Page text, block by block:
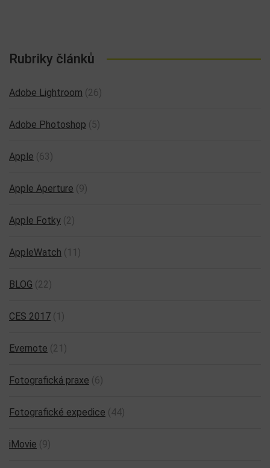
Rubriky článků
Adobe Lightroom (26)
Adobe Photoshop (5)
Apple (63)
Apple Aperture (9)
Apple Fotky (2)
AppleWatch (11)
BLOG (22)
CES 2017 (1)
Evernote (21)
Fotografická praxe (6)
Fotografické expedice (44)
iMovie (9)